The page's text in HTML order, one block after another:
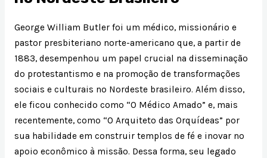
George William Butler foi um médico, missionário e
pastor presbiteriano norte-americano que, a partir de
1883, desempenhou um papel crucial na disseminação
do protestantismo e na promoção de transformações
sociais e culturais no Nordeste brasileiro. Além disso,
ele ficou conhecido como “O Médico Amado” e, mais
recentemente, como “O Arquiteto das Orquídeas” por
sua habilidade em construir templos de fé e inovar no
apoio econômico à missão. Dessa forma, seu legado